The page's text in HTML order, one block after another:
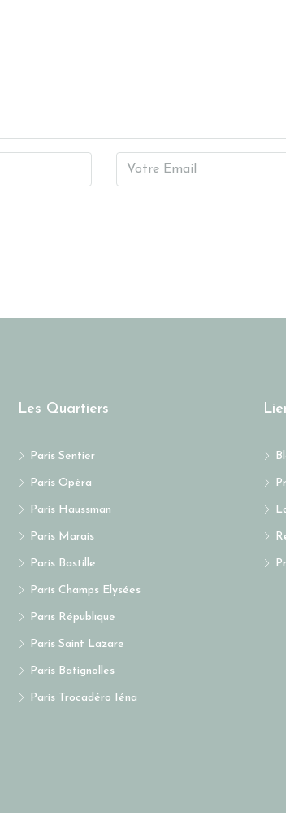
Les Quartiers
Paris Sentier
Paris Opéra
Paris Haussman
Paris Marais
Paris Bastille
Paris Champs Elysées
Paris République
Paris Saint Lazare
Paris Batignolles
Paris Trocadéro Iéna